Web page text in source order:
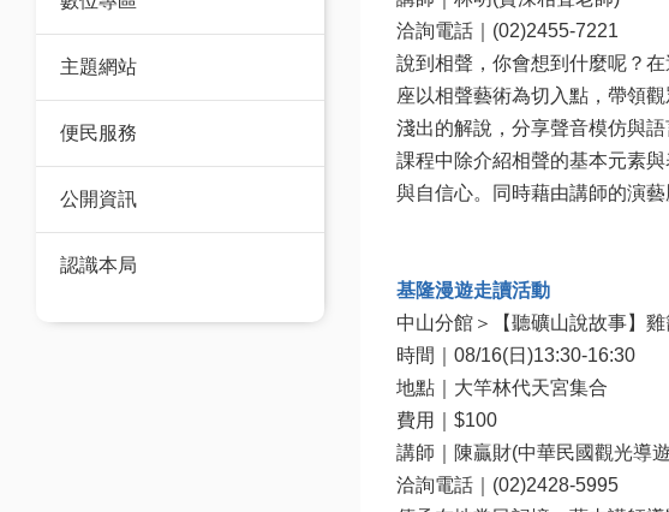
主題網站
便民服務
公開資訊
認識本局
洽詢電話｜(02)2455-7221
說到相聲，你會想到什麼呢？
座以相聲藝術為切入點，帶領
淺出的解說，分享聲音模仿與語
課程中除介紹相聲的基本元素
與自信心。同時藉由講師的演
基隆漫遊走讀活動
中山分館＞【聽礦山說故事】
時間｜08/16(日)13:30-16:30
地點｜大竿林代天宮集合
費用｜$100
講師｜陳贏財(中華民國觀光導
洽詢電話｜(02)2428-5995